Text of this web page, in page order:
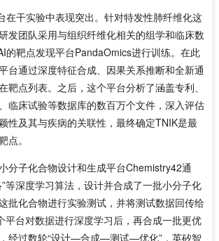
在干实验中表现突出。针对特发性肺纤维化这
发团队采用与组织纤维化相关的组学和临床数
的靶点发现平台PandaOmics进行训练。在此
台通过深度特征合成、因果关系推断和全新通
靶点列表。之后，这个平台分析了涵盖专利、
临床试验等数据库的数百万个文件，深入评估
性及其与疾病的关联性，最终确定TNIK是最
点。
分子化合物设计和生成平台Chemistry42通
等深度学习算法，设计并合成了一批小分子化
批化合物进行实验测试，并将测试数据回传给
平台对数据进行深度学习后，再合成一批更优
经过数轮“设计—合成—测试—优化”，英矽智